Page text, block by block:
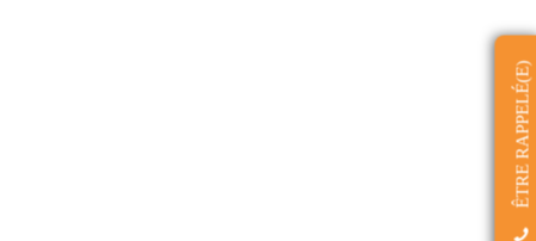
ÊTRE RAPPELÉ(E)